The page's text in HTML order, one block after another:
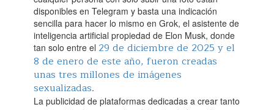
disponibles en Telegram y basta una indicación
sencilla para hacer lo mismo en Grok, el asistente de
inteligencia artificial propiedad de Elon Musk, donde
tan solo entre el 29 de diciembre de 2025 y el
8 de enero de este año, fueron creadas
unas tres millones de imágenes
sexualizadas.‌
La publicidad de plataformas dedicadas a crear tanto